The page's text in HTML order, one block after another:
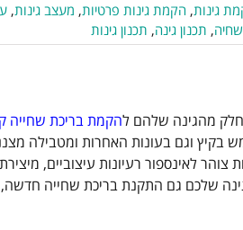
גינות, הקמת גינות פרטיות, מעצב גינות,
שחיה, תכנון גינה, תכנון גינות
מהגינה שלהם להקמת בריכת שחייה
בקיץ וגם בעונות האחרות ומטבילה
לאינספור רעיונות עיצוביים,
שלכם גם התקנת בריכת שחייה